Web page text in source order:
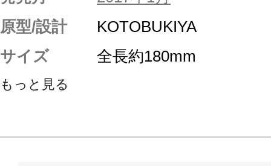
原型/設計
KOTOBUKIYA
サイズ
全長約180mm
もっと見る